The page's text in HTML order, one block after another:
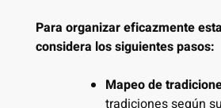
Para organizar eficazmente
considera los siguientes pasos:
Mapeo de
tradiciones según